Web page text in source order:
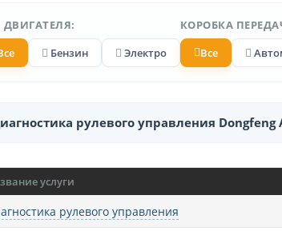
Бензин Электро
КОРОБКА
Все
рулевого управления Dongfeng
услуги
рулевого управления